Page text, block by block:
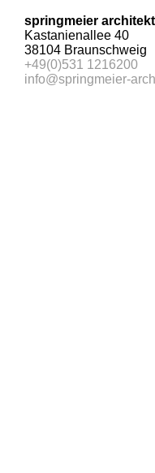
über uns
kontakt
springmeier
Kastanienallee 40
38104 Braunschweig
+49(0)531 1216200
info@springmeier-